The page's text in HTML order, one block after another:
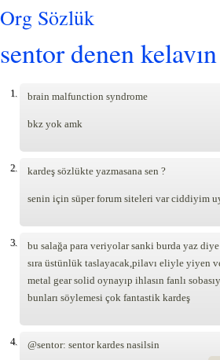
Org Sözlük
sentor denen
1. brain malfunction syndrome
bkz yok amk
2. kardeş sözlükte yazmasana sen ?
senin için süper forum siteleri var ciddiyim
3.
bu salağa para veriyolar sanki burda yaz diye
sıra üstünlük taslayacak,pilavı eliyle yiyen
metal gear solid oynayıp ihlasın fanlı
bunları söylemesi çok fantastik kardeş
4. @sentor: sentor kardes nasilsin